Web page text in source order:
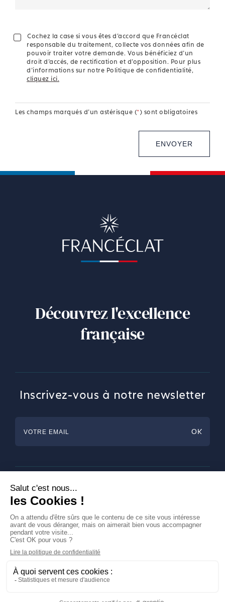
Cochez la case si vous êtes d'accord que Francéclat
responsable du traitement, collecte vos données afin de
pouvoir traiter votre demande. Vous bénéficiez d'un
droit d'accès, de rectification et d'opposition. Pour plus
d'informations sur notre Politique de confidentialité,
cliquez ici.
Les champs marqués d'un astérisque (*) sont obligatoires
Découvrez l'excellence
française
Inscrivez-vous à notre newsletter
Horlogerie
Bijouterie & Joaillerie
Arts de la table
Magazine
A propos de Francéclat
Contacts
LinkedIn
Mentions légales